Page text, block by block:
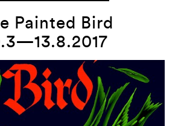
Painted Bird